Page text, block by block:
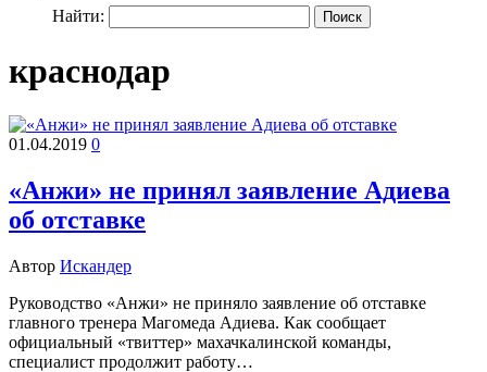
Найти:
краснодар
01.04.2019 0
«Анжи» не принял заявление Адиева
об отставке
Автор Искандер
Руководство «Анжи» не приняло заявление об отставке
главного тренера Магомеда Адиева. Как сообщает
официальный «твиттер» махачкалинской команды,
специалист продолжит работу…